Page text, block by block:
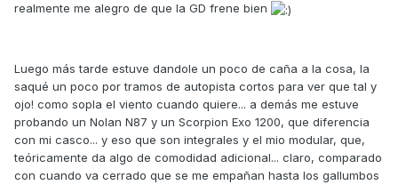
realmente me alegro de que la GD frene bien
Luego más tarde estuve dandole un poco de caña a la cosa, la
saqué un poco por tramos de autopista cortos para ver que tal y
ojo! como sopla el viento cuando quiere... a demás me estuve
probando un Nolan N87 y un Scorpion Exo 1200, que diferencia
con mi casco... y eso que son integrales y el mio modular, que,
teóricamente da algo de comodidad adicional... claro, comparado
con cuando va cerrado que se me empañan hasta los gallumbos